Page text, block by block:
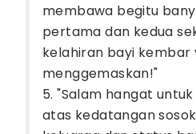
membawa begitu
pertama dan kedua
kelahiran bayi kembar
menggemaskan!"
5. "Salam hangat
atas kedatangan